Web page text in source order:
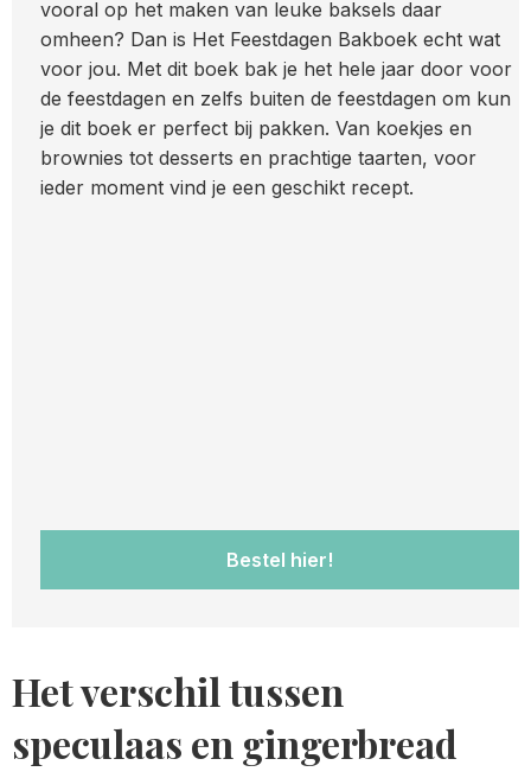
vooral op het maken van leuke baksels daar
omheen? Dan is Het Feestdagen Bakboek echt wat
voor jou. Met dit boek bak je het hele jaar door voor
de feestdagen en zelfs buiten de feestdagen om kun
je dit boek er perfect bij pakken. Van koekjes en
brownies tot desserts en prachtige taarten, voor
ieder moment vind je een geschikt recept.
Bestel hier!
Het verschil tussen
speculaas en gingerbread